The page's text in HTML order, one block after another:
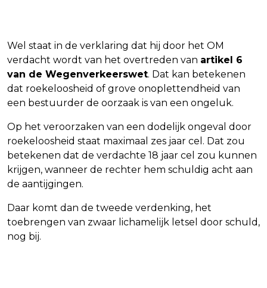
Wel staat in de verklaring dat hij door het OM
verdacht wordt van het overtreden van artikel 6
van de Wegenverkeerswet. Dat kan betekenen
dat roekeloosheid of grove onoplettendheid van
een bestuurder de oorzaak is van een ongeluk.
Op het veroorzaken van een dodelijk ongeval door
roekeloosheid staat maximaal zes jaar cel. Dat zou
betekenen dat de verdachte 18 jaar cel zou kunnen
krijgen, wanneer de rechter hem schuldig acht aan
de aantijgingen.
Daar komt dan de tweede verdenking, het
toebrengen van zwaar lichamelijk letsel door schuld,
nog bij.